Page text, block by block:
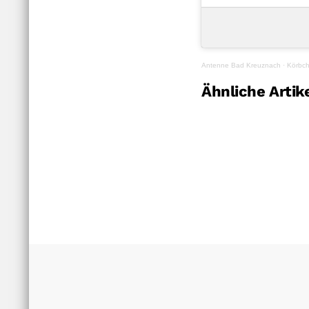
Antenne Bad Kreuznach ·
Ähnliche